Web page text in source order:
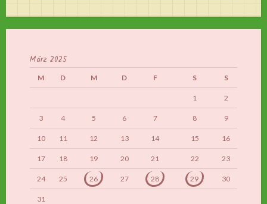
März 2025
M D M D F S S
1 2
3 4 5 6 7 8 9
10 11 12 13 14 15 16
17 18 19 20 21 22 23
24 25 26 27 28 29 30
31